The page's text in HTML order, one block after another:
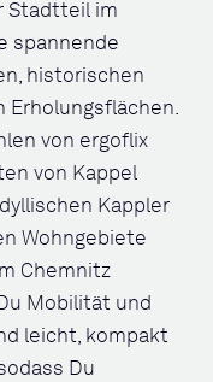
Stadtteil im
spannende
historischen
Erholungsflächen.
von ergoflix
von Kappel
Kappler
Wohngebiete
Chemnitz
Mobilität und
leicht, kompakt
Du